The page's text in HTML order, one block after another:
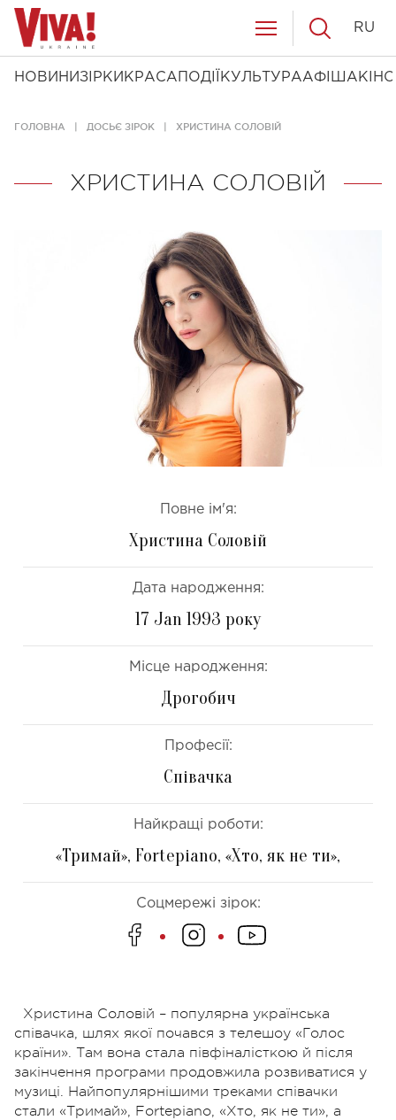
НОВИНИ ЗІРКИ КРАСА ПОДІЇ КУЛЬТУРААФІША КІНО
RU
ГОЛОВНА ДОСЬЄ ЗІРОК ХРИСТИНА СОЛОВІЙ
ХРИСТИНА СОЛОВІЙ
Повне ім'я:
Христина Соловій
Дата народження:
17 Jan 1993 року
Місце народження:
Дрогобич
Професії:
Співачка
Найкращі роботи:
«Тримай», Fortepiano, «Хто, як не ти»,
Соцмережі зірок:
Христина Соловій – популярна українська
співачка, шлях якої почався з телешоу «Голос
країни». Там вона стала півфіналісткою й після
закінчення програми продовжила розвиватися у
музиці. Найпопулярнішими треками співачки
стали «Тримай», Fortepiano, «Хто, як не ти», а